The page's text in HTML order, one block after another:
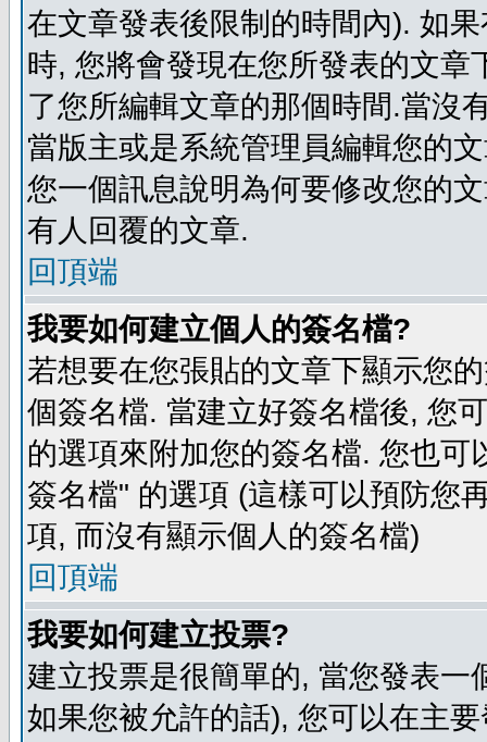
在文章發表後限制的時間內). 如
時, 您將會發現在您所發表的文
了您所編輯文章的那個時間.當沒
當版主或是系統管理員編輯您的
您一個訊息說明為何要修改您的
有人回覆的文章.
回頂端
我要如何建立個人的簽名檔?
若想要在您張貼的文章下顯示您
個簽名檔. 當建立好簽名檔後, 您
的選項來附加您的簽名檔. 您也
簽名檔" 的選項 (這樣可以預防您
項, 而沒有顯示個人的簽名檔)
回頂端
我要如何建立投票?
建立投票是很簡單的, 當您發表
如果您被允許的話), 您可以在主